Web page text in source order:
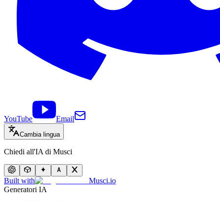
YouTube Email
Cambia lingua
Chiedi all'IA di Musci
Built with
Musci.io
Generatori IA